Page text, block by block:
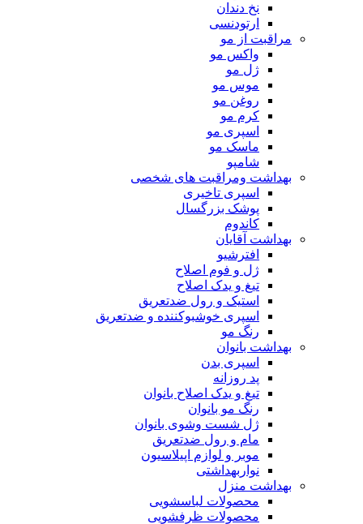
نخ دندان
ارتودنسی
مراقبت از مو
واکس مو
ژل مو
موس مو
روغن مو
کرم مو
اسپری مو
ماسک مو
شامپو
بهداشت ومراقبت های شخصی
اسپری تاخیری
پوشک بزرگسال
کاندوم
بهداشت آقایان
افترشیو
ژل و فوم اصلاح
تیغ و یدک اصلاح
استیک و رول ضدتعریق
اسپری خوشبوکننده و ضدتعریق
رنگ مو
بهداشت بانوان
اسپری بدن
پد روزانه
تیغ و یدک اصلاح بانوان
رنگ مو بانوان
ژل شست وشوی بانوان
مام و رول ضدتعریق
موبر و لوازم اپیلاسیون
نواربهداشتی
بهداشت منزل
محصولات لباسشویی
محصولات ظرفشویی